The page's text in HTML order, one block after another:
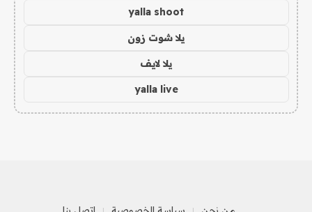
yalla shoot
يلا شوت زون
يلا لايف
yalla live
من نحن سياسة الخصوصية اتصل بنا